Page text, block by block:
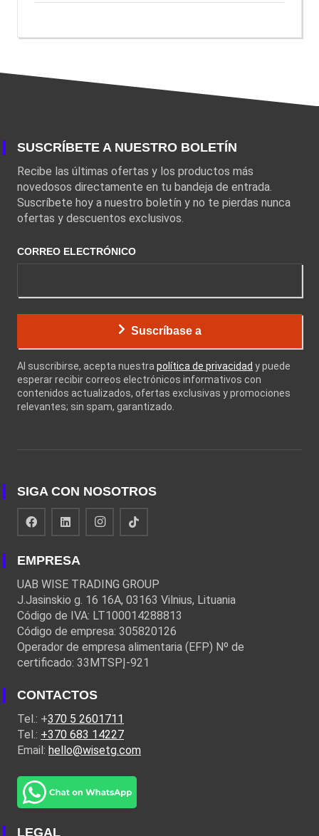
SUSCRÍBETE A NUESTRO BOLETÍN
Recibe las últimas ofertas y los productos más
novedosos directamente en tu bandeja de entrada.
Suscríbete hoy a nuestro boletín y no te pierdas nunca
ofertas y descuentos exclusivos.
CORREO ELECTRÓNICO
Suscríbase a
Al suscribirse, acepta nuestrapolítica de privacidad y puede
esperar recibir correos electrónicos informativos con
contenidos actualizados, ofertas exclusivas y promociones
relevantes; sin spam, garantizado.
SIGA CON NOSOTROS
EMPRESA
UAB WISE TRADING GROUP
J.Jasinskio g. 16 16A, 03163 Vilnius, Lituania
Código de IVA: LT100014288813
Código de empresa: 305820126
Operador de empresa alimentaria (EFP) Nº de
certificado: 33MTSPĮ-921
CONTACTOS
Tel.: +370 5 2601711
Tel.: +370 683 14227
Email: hello@wisetg.com
LEGAL